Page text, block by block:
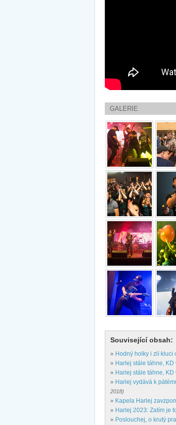
GALERIE
Související obsah:
» Hodný holky i zlí kluci
» Harlej stále táhne,
» Harlej stále táhne,
» Harlej vydává k
2018)
» Kapela Harlej
» Harlej 2023: Zatím je
» Poslouchej, o krutý